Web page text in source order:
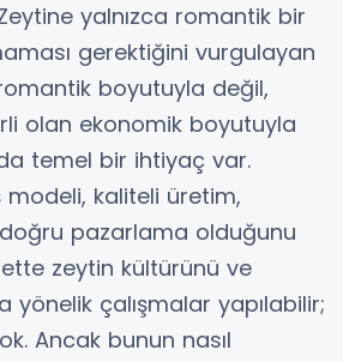
yalnızca romantik bir
gerektiğini vurgulayan
boyutuyla değil,
olan ekonomik boyutuyla
temel bir ihtiyaç var.
modeli, kaliteli üretim,
pazarlama olduğunu
zeytin kültürünü ve
yönelik çalışmalar yapılabilir;
Ancak bunun nasıl